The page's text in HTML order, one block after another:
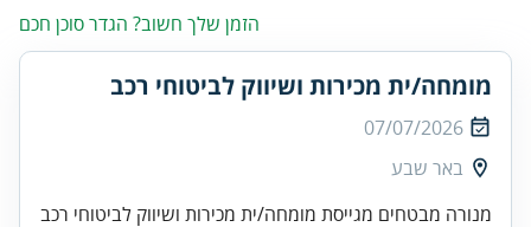
הזמן שלך חשוב? הגדר סוכן חכם
מומחה/ית מכירות ושיווק לביטוחי רכב
07/07/2026
באר שבע